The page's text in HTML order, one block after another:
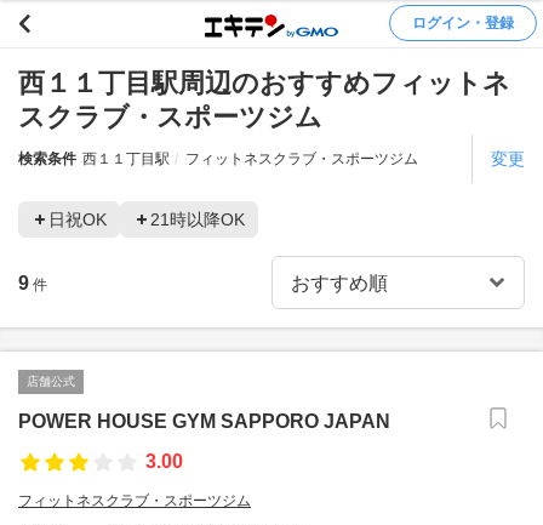
ログイン・登録
西１１丁目駅周辺のおすすめフィットネ
スクラブ・スポーツジム
検索条件 西１１丁目駅 フィットネスクラブ・スポーツジム 変更
日祝OK 21時以降OK
9 件
店舗公式
POWER HOUSE GYM SAPPORO JAPAN
3.00
フィットネスクラブ・スポーツジム